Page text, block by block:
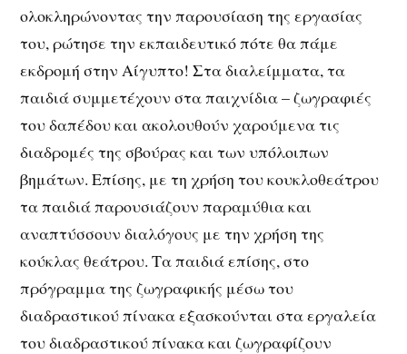
ολοκληρώνοντας την παρουσίαση της εργασίας
του, ρώτησε την εκπαιδευτικό πότε θα πάμε
εκδρομή στην Αίγυπτο! Στα διαλείμματα, τα
παιδιά συμμετέχουν στα παιχνίδια – ζωγραφιές
του δαπέδου και ακολουθούν χαρούμενα τις
διαδρομές της σβούρας και των υπόλοιπων
βημάτων. Επίσης, με τη χρήση του κουκλοθεάτρου
τα παιδιά παρουσιάζουν παραμύθια και
αναπτύσσουν διαλόγους με την χρήση της
κούκλας θεάτρου. Τα παιδιά επίσης, στο
πρόγραμμα της ζωγραφικής μέσω του
διαδραστικού πίνακα εξασκούνται στα εργαλεία
του διαδραστικού πίνακα και ζωγραφίζουν